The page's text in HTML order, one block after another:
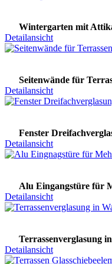
Wintergarten mit
Detailansicht
Seitenwände für
Detailansicht
Fenster
Detailansicht
Alu Eingangstüre für
Detailansicht
Terrassenverglasung
Detailansicht